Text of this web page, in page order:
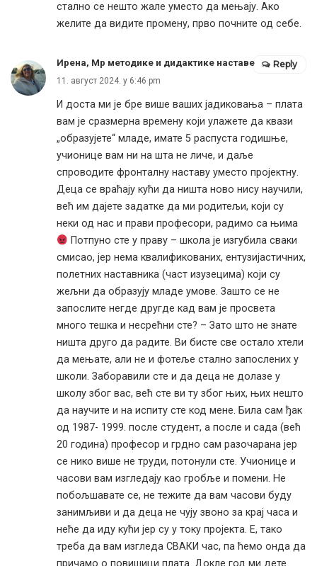
стално се нешто жале уместо да мењају. Ако
желите да видите промену, прво почните од себе.
Ирена, Мр методике и дидактике наставе
11. август 2024. у 6:46 pm
И доста ми је бре више ваших јадиковања – плата
вам је сразмерна времену који улажете да квази
„образујете“ младе, имате 5 распуста годишње,
учионице вам ни на шта не личе, и даље
спроводите фронталну наставу уместо пројектну.
Деца се враћају кући да ништа ново нису научили,
већ им дајете задатке да ми родитељи, који су
неки од нас и прави професори, радимо са њима
Потпуно сте у праву – школа је изгубила сваки
смисао, јер нема квалификованих, ентузијастичних,
полетних наставника (част изузецима) који су
жељни да образују младе умове. Зашто се не
запослите негде другде кад вам је просвета
много тешка и несрећни сте? – Зато што не знате
ништа друго да радите. Ви бисте све остало хтели
да мењате, али не и фотеље стално запослених у
школи. Заборавили сте и да деца не долазе у
школу због вас, већ сте ви ту због њих, њих нешто
да научите и на испиту сте код мене. Била сам ђак
од 1987- 1999. после студент, а после и сада (већ
20 година) професор и грдно сам разочарана јер
се нико више не труди, потонули сте. Учионице и
часови вам изгледају као гробље и помени. Не
побољшавате се, не тежите да вам часови буду
занимљиви и да деца не чују звоно за крај часа и
неће да иду кући јер су у току пројекта. Е, тако
треба да вам изгледа СВАКИ час, па ћемо онда да
Reply